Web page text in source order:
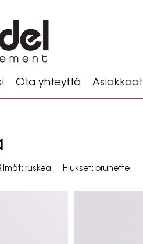
Ota yhteyttä Asiakkaat
ruskea Hiukset: brunette